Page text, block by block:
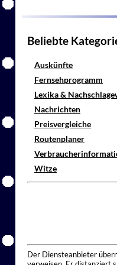
Beliebte
Auskünfte
Fernsehprogramm
Lexika &
Nachrichten
Preisvergleiche
Routenplaner
Witze
Der Diensteanbieter